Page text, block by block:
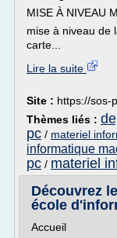
MISE À NIVEAU
mise à niveau de
carte...
Lire la suite
Site : https://sos-
Thèmes liés :
pc / materiel
informatique
pc / materiel
Découvrez
école
Accueil